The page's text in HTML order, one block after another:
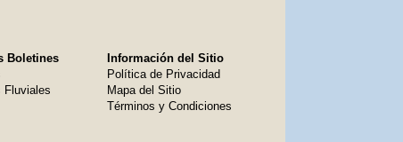
Boletines
Fluviales
Información del Sitio
Política de Privacidad
Mapa del Sitio
Términos y Condiciones